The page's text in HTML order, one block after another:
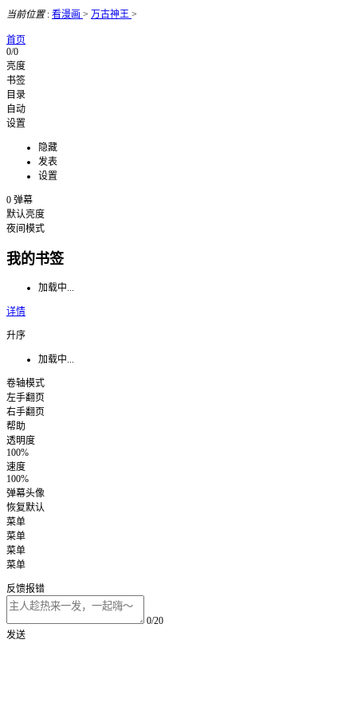
当前位置: 看漫画 > 万古神王 >
首页
0/0
亮度
书签
目录
自动
设置
隐藏
发表
设置
0 弹幕
默认亮度
夜间模式
我的书签
加载中...
详情
升序
加载中...
卷轴模式
左手翻页
右手翻页
帮助
透明度
100%
速度
100%
弹幕头像
恢复默认
菜单
菜单
菜单
菜单
反馈报错
0/20
发送